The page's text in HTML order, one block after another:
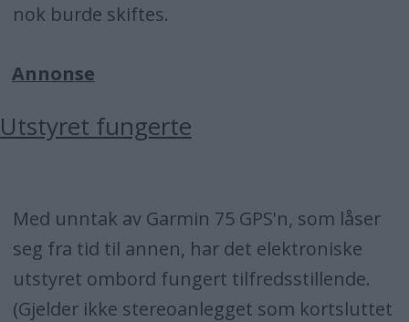
nok burde skiftes.
Annonse
Utstyret fungerte
Med unntak av Garmin 75 GPS'n, som låser
seg fra tid til annen, har det elektroniske
utstyret ombord fungert tilfredsstillende.
(Gjelder ikke stereoanlegget som kortsluttet